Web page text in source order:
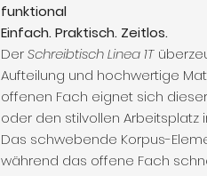
funktional
Einfach. Praktisch. Zeitlos.
DerSchreibtisch Linea 1T
Aufteilung und hochwertige
offenen Fach eignet sich
oder den stilvollen Arbeitsplatz
Das schwebende Korpus-
während das offene Fach